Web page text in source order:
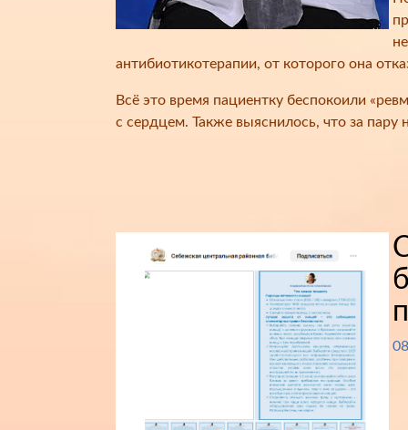
антибиотикотерапии, от которого она
Всё это время пациентку беспокоили
с сердцем. Также выяснилось, что за пару